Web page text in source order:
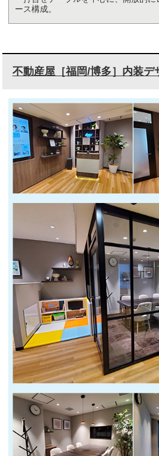
ース構成。
不動産屋［福岡/博多］内装デ